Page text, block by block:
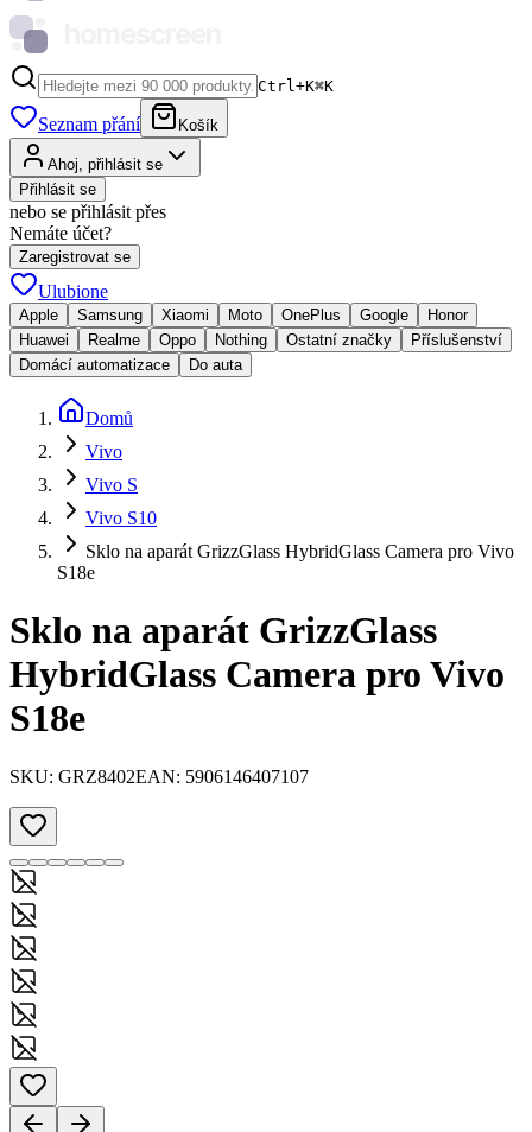
Ctrl+K⌘K
Seznam přání Košík
Ahoj, přihlásit se
Přihlásit se
nebo se přihlásit přes
Nemáte účet?
Zaregistrovat se
Ulubione
Apple Samsung Xiaomi Moto OnePlus Google
Honor
Huawei
Realme Oppo Nothing Ostatní značky
Příslušenství
Domácí automatizace
Do auta
Domů
Vivo
Vivo S
Vivo S10
Sklo na aparát GrizzGlass HybridGlass Camera pro Vivo
S18e
Sklo na aparát GrizzGlass
HybridGlass Camera pro Vivo
S18e
SKU: GRZ8402EAN: 5906146407107